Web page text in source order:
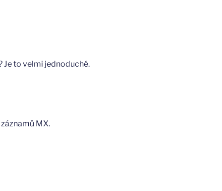
Je to velmi jednoduché.
MX.